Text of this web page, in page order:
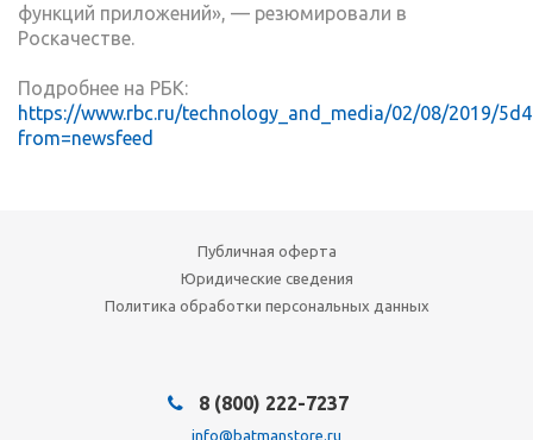
функций приложений», — резюмировали в
Роскачестве.
Подробнее на РБК:
https://www.rbc.ru/technology_and_media/02/08/2019/
from=newsfeed
Публичная оферта
Юридические сведения
Политика обработки персональных данных
8 (800) 222-7237
info@batmanstore.ru